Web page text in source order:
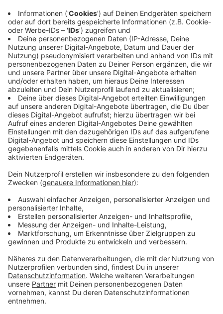
zu verbessern.
Anzeige
Bisherige Erfahrungen mit KI bei der Polizei
Anzeige
Die Polizei in NRW nutzt bereits seit Jahren KI-
gestützte Software. Ein prominentes Beispiel ist das
Programm "Gotham" derUS-Firma Palantir, das seit
etwa vier Jahren im Einsatz ist. Diese Software hilft
dabei, Straftaten zu verhindern, bevor sie entstehen.
So konnte beispielsweise eine anonyme Amokdrohung
aufgeklärt werden. Darüber hinaus wird die Software
genutzt, um vorherzusagen, in welchen Wohngebieten
verstärkt mit Einbrüchen zu rechnen ist. Auch bei der
Analyse von Datenmengen im Zusammenhang mit
Ermittlungen zu Kinderpornografie kommt KI bereits
zum Einsatz.
Anzeige
©picture alliance/dpa | Volker Danisch